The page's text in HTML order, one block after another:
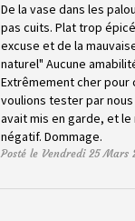
De la vase dans les
pas cuits. Plat trop
excuse et de la
naturel" Aucune
Extrêmement cher pour
voulions tester par
avait mis en garde, et
négatif. Dommage.
Posté le Vendredi 25